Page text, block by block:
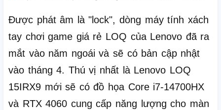
Được phát âm là "lock", dòng máy tính xách
tay chơi game giá rẻ LOQ của Lenovo đã ra
mắt vào năm ngoái và sẽ có bản cập nhật
vào tháng 4. Thú vị nhất là Lenovo LOQ
15IRX9 mới sẽ có đồ họa Core i7-14700HX
và RTX 4060 cung cấp năng lượng cho màn